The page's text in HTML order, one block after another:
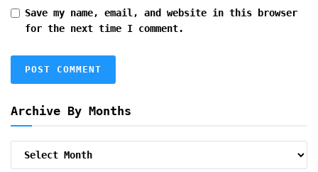
Save my name, email, and website in this browser
for the next time I comment.
Archive By Months